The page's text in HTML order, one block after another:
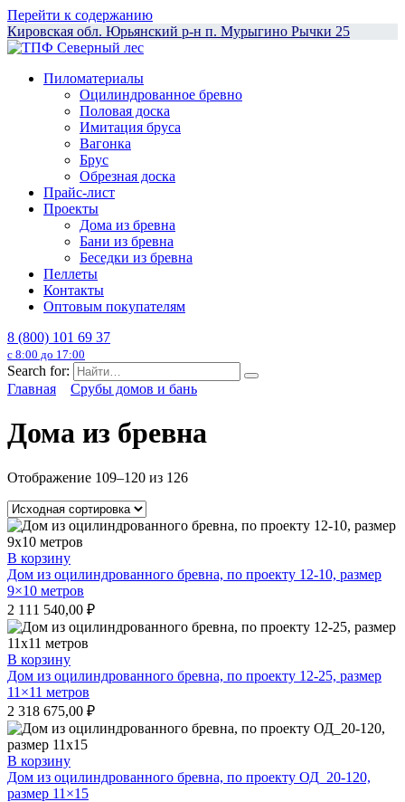
Перейти к содержанию
Кировская обл. Юрьянский р-н п. Мурыгино Рычки 25
Пиломатериалы
Оцилиндрованное бревно
Половая доска
Имитация бруса
Вагонка
Брус
Обрезная доска
Прайс-лист
Проекты
Дома из бревна
Бани из бревна
Беседки из бревна
Пеллеты
Контакты
Оптовым покупателям
8 (800) 101 69 37
с 8:00 до 17:00
Search for:
Главная
Срубы домов и бань
Дома из бревна
Отображение 109–120 из 126
В корзину
Дом из оцилиндрованного бревна, по проекту 12-10, размер
9×10 метров
2 111 540,00 ₽
В корзину
Дом из оцилиндрованного бревна, по проекту 12-25, размер
11×11 метров
2 318 675,00 ₽
В корзину
Дом из оцилиндрованного бревна, по проекту ОД_20-120,
размер 11×15